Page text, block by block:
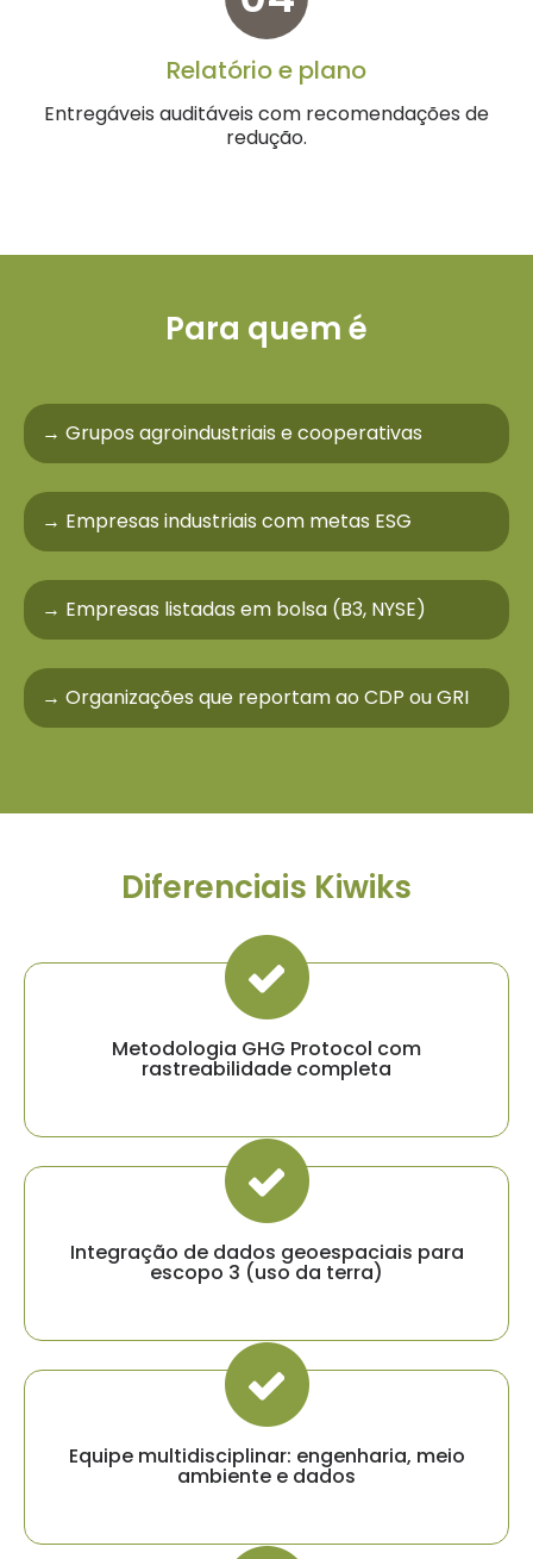
Relatório e plano
Entregáveis auditáveis com recomendações de
redução.
Para quem é
→ Grupos agroindustriais e cooperativas
→ Empresas industriais com metas ESG
→ Empresas listadas em bolsa (B3, NYSE)
→ Organizações que reportam ao CDP ou GRI
Diferenciais Kiwiks
Metodologia GHG Protocol com
rastreabilidade completa
Integração de dados geoespaciais para
escopo 3 (uso da terra)
Equipe multidisciplinar: engenharia, meio
ambiente e dados